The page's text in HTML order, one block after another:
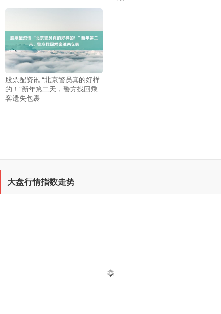
股票配资讯 “北京警员真的好样
的！”新年第二天，警方找回乘
客遗失包裹
大盘行情指数走势